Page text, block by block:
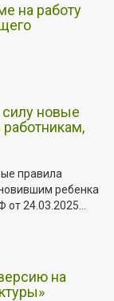
на работу
силу новые
правила
ребенка
24.03.2025...
на